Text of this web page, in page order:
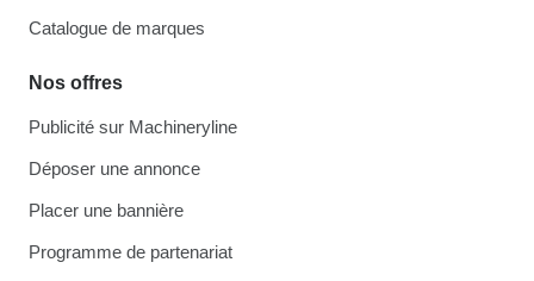
Catalogue de marques
Nos offres
Publicité sur Machineryline
Déposer une annonce
Placer une bannière
Programme de partenariat